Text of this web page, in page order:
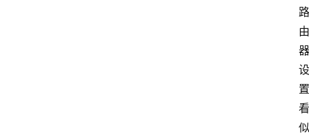
路
由
器
设
置
看
似